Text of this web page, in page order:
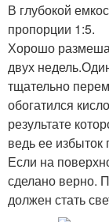
В глубокой
пропорции 1:5.
Хорошо
двух
тщательно
обогатился
результате
ведь ее избыток
Если на
сделано верно.
должен стать